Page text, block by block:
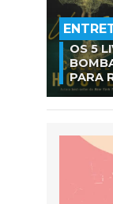
OS 5
PARA